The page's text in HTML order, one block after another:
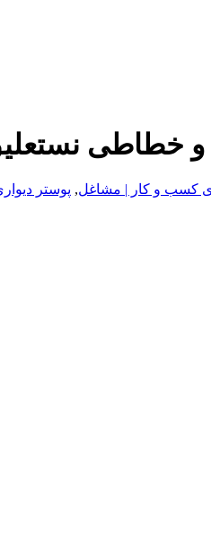
و خطاطی
کسب و کار | مشاغل, پوستر